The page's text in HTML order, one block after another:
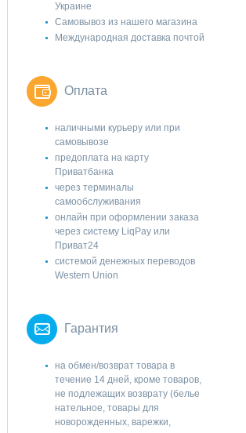
Украине
Самовывоз из нашего магазина
Международная доставка почтой
Оплата
наличными курьеру или при
самовывозе
предоплата на карту
Приватбанка
через терминалы
самообслуживания
онлайн при оформлении заказа
через систему LiqPay или
Приват24
системой денежных переводов
Western Union
Гарантия
на обмен/возврат товара в
течение 14 дней, кроме товаров,
не подлежащих возврату (белье
нательное, товары для
новорожденных, варежки,